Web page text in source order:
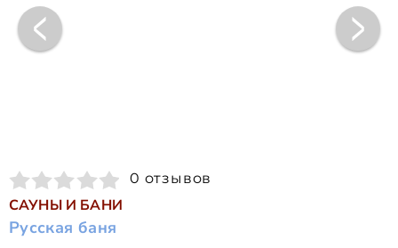
0 отзывов
САУНЫ И БАНИ
Русская баня